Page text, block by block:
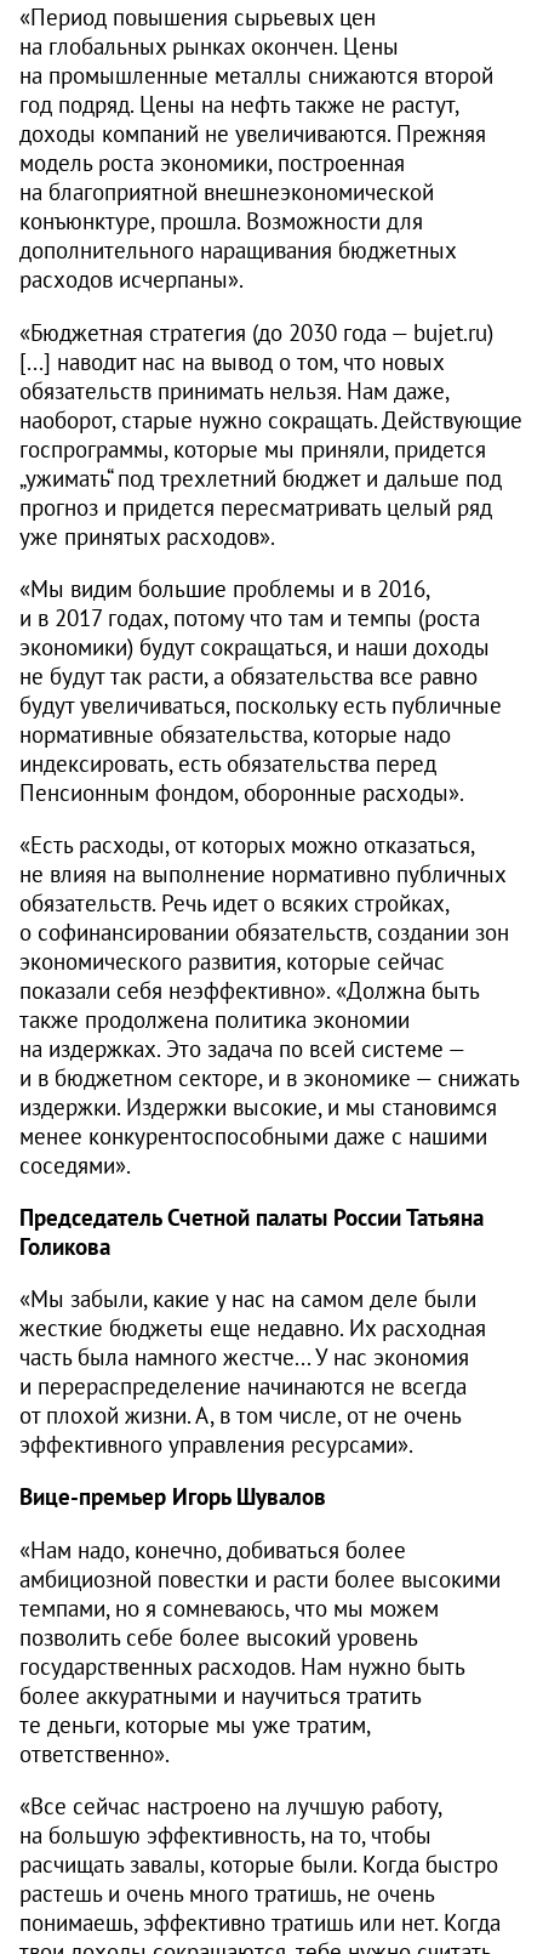
«Период повышения сырьевых цен
на глобальных рынках окончен. Цены
на промышленные металлы снижаются второй
год подряд. Цены на нефть также не растут,
доходы компаний не увеличиваются. Прежняя
модель роста экономики, построенная
на благоприятной внешнеэкономической
конъюнктуре, прошла. Возможности для
дополнительного наращивания бюджетных
расходов исчерпаны».
«Бюджетная стратегия (до 2030 года — bujet.ru)
[...] наводит нас на вывод о том, что новых
обязательств принимать нельзя. Нам даже,
наоборот, старые нужно сокращать. Действующие
госпрограммы, которые мы приняли, придется
„ужимать“ под трехлетний бюджет и дальше под
прогноз и придется пересматривать целый ряд
уже принятых расходов».
«Мы видим большие проблемы и в 2016,
и в 2017 годах, потому что там и темпы (роста
экономики) будут сокращаться, и наши доходы
не будут так расти, а обязательства все равно
будут увеличиваться, поскольку есть публичные
нормативные обязательства, которые надо
индексировать, есть обязательства перед
Пенсионным фондом, оборонные расходы».
«Есть расходы, от которых можно отказаться,
не влияя на выполнение нормативно публичных
обязательств. Речь идет о всяких стройках,
о софинансировании обязательств, создании зон
экономического развития, которые сейчас
показали себя неэффективно». «Должна быть
также продолжена политика экономии
на издержках. Это задача по всей системе —
и в бюджетном секторе, и в экономике — снижать
издержки. Издержки высокие, и мы становимся
менее конкурентоспособными даже с нашими
соседями».
Председатель Счетной палаты России Татьяна
Голикова
«Мы забыли, какие у нас на самом деле были
жесткие бюджеты еще недавно. Их расходная
часть была намного жестче... У нас экономия
и перераспределение начинаются не всегда
от плохой жизни. А, в том числе, от не очень
эффективного управления ресурсами».
Вице-премьер Игорь Шувалов
«Нам надо, конечно, добиваться более
амбициозной повестки и расти более высокими
темпами, но я сомневаюсь, что мы можем
позволить себе более высокий уровень
государственных расходов. Нам нужно быть
более аккуратными и научиться тратить
те деньги, которые мы уже тратим,
ответственно».
«Все сейчас настроено на лучшую работу,
на большую эффективность, на то, чтобы
расчищать завалы, которые были. Когда быстро
растешь и очень много тратишь, не очень
понимаешь, эффективно тратишь или нет. Когда